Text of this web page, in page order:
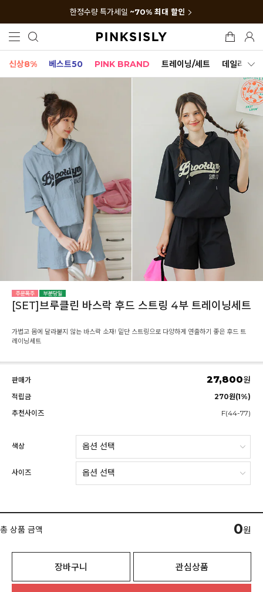
한정수량 특가세일 ~70% 최대 할인
신상8% 베스트50 PINK BRAND 트레이닝/세트 데일리세트
[SET]브루클린 바스락 후드 스트링 4부 트레이닝세트
가볍고 몸에 달라붙지 않는 바스락 소재! 밑단 스트링으로 다양하게 연출하기 좋은 후드 트
레이닝세트
판매가 27,800원
적립금
270원(1%)
추천사이즈
F(44-77)
색상
사이즈
총 상품 금액 0원
장바구니 관심상품